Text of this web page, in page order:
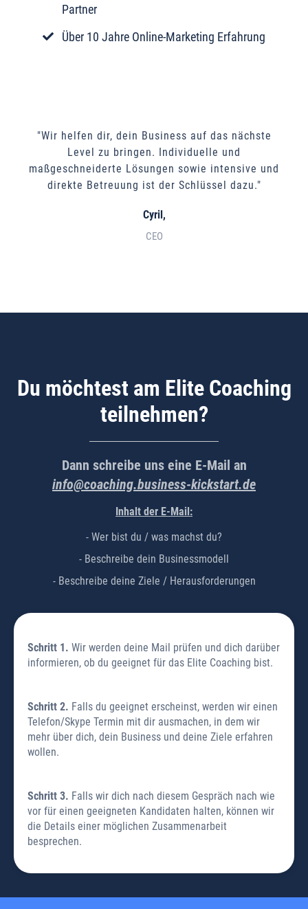
Partner
Über 10 Jahre Online-Marketing Erfahrung
"Wir helfen dir, dein Business auf das nächste
Level zu bringen. Individuelle und
maßgeschneiderte Lösungen sowie intensive und
direkte Betreuung ist der Schlüssel dazu."
Cyril,
CEO
Du möchtest am Elite Coaching
teilnehmen?
Dann schreibe uns eine E-Mail an
info@coaching.business-kickstart.de
Inhalt der E-Mail:
- Wer bist du / was machst du?
- Beschreibe dein Businessmodell
- Beschreibe deine Ziele / Herausforderungen
Schritt 1. Wir werden deine Mail prüfen und dich darüber
informieren, ob du geeignet für das Elite Coaching bist.
Schritt 2. Falls du geeignet erscheinst, werden wir einen
Telefon/Skype Termin mit dir ausmachen, in dem wir
mehr über dich, dein Business und deine Ziele erfahren
wollen.
Schritt 3. Falls wir dich nach diesem Gespräch nach wie
vor für einen geeigneten Kandidaten halten, können wir
die Details einer möglichen Zusammenarbeit
besprechen.